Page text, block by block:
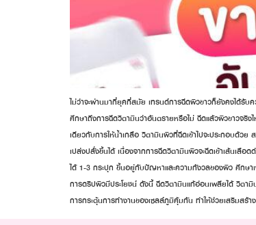
ไม่ว่าจะผ่านมากี่ยุคกี่สมัย เทรนด์การฉีดผิวขาวก็ยังคงได้รับ
ศึกษาถึงการฉีดวิตามินว่าอันตรายหรือไม่ ฉีดแล้วผิวขาวจริ
เดียวกับการให้น้ำเกลือ วิตามินผิวที่ฉีดเข้าไปจะประกอบด้
เปล่งปลั่งขึ้นได้ เนื่องจากการฉีดวิตามินผิวจะฉีดเข้าเส้นเลื
ได้ 1-3 กระปุก ขึ้นอยู่กับปัญหาและความกังวลของผิว ศึกษา
การดริปผิวมีประโยชน์ ดังนี้ ฉีดวิตามินแก้อ่อนเพลียได้ วิต
การกระตุ้นการทำงานของเซลล์ภูมิคุ้มกัน ทำให้ช่วยเสริมส